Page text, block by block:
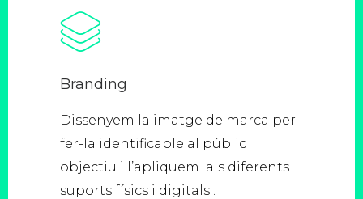
Branding
Dissenyem la imatge de marca per
fer-la identificable al públic
objectiu i l’apliquem als diferents
suports físics i digitals .